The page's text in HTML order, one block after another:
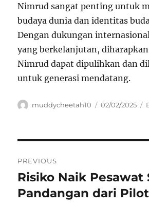
Nimrud sangat penting untuk
budaya dunia dan identitas
Dengan dukungan
yang berkelanjutan,
Nimrud dapat dipulihkan dan
untuk generasi mendatang.
Author
muddycheetah10
Posted
02/02/2025
pos
PREVIOUS
Previous
post:
Risiko Naik Pesawat
Pandangan dari Pilot